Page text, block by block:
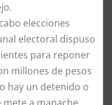
elecciones
electoral dispuso
para reponer
millones de pesos
hay un detenido o